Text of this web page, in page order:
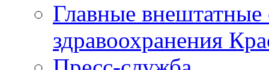
Главные внештатные
здравоохранения